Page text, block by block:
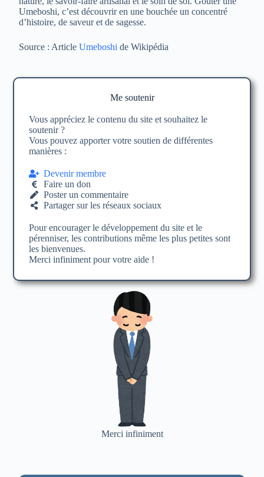
Umeboshi, c’est découvrir en une bouchée un concentré
d’histoire, de saveur et de sagesse.
Source : ArticleUmeboshi de Wikipédia
Me soutenir
Vous appréciez le contenu du site et souhaitez le
soutenir ?
Vous pouvez apporter votre soutien de différentes
manières :
Devenir membre
Faire un don
Poster un commentaire
Partager sur les réseaux sociaux
Pour encourager le développement du site et le
pérenniser, les contributions même les plus petites sont
les bienvenues.
Merci infiniment pour votre aide !
Merci infiniment